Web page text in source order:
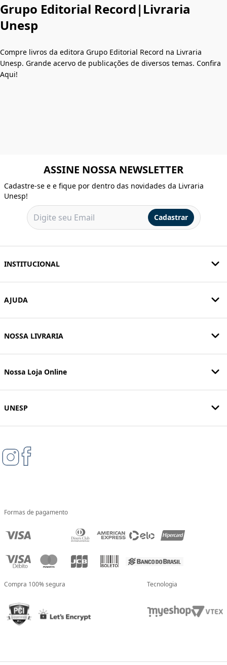
Grupo Editorial Record|Livraria
Unesp
Compre livros da editora Grupo Editorial Record na Livraria
Unesp. Grande acervo de publicações de diversos temas. Confira
Aqui!
ASSINE NOSSA NEWSLETTER
Cadastre-se e e fique por dentro das novidades da Livraria
Unesp!
Cadastrar
INSTITUCIONAL
AJUDA
NOSSA LIVRARIA
Nossa Loja Online
UNESP
Formas de pagamento
Compra 100% segura Tecnologia